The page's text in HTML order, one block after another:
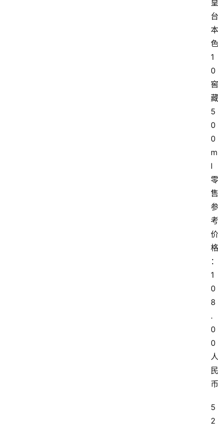
皇
台
本
色
1
0
窖
藏
5
0
0
m
l
零
售
参
考
价
格
：
1
0
8
.
0
0
人
民
币
5
2